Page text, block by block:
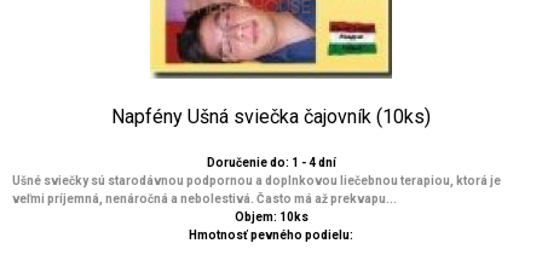
Napfény Ušná sviečka čajovník (10ks)
Doručenie do: 1 - 4 dní
Ušné sviečky sú starodávnou podpornou a doplnkovou liečebnou terapiou, ktorá je
veľmi príjemná, nenáročná a nebolestivá. Často má až prekvapu...
Objem: 10ks
Hmotnosť pevného podielu: